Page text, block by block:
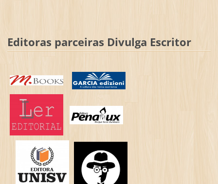
Editoras parceiras Divulga Escritor